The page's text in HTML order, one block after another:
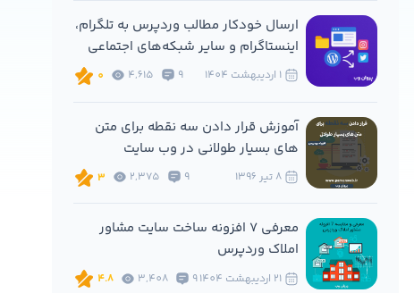
ارسال خودکار مطالب وردپرس به تلگرام،
اینستاگرام و سایر شبکه‌های اجتماعی
9
4,615
0
آموزش قرار دادن سه نقطه برای متن
های بسیار طولانی در وب سایت
9
2,375
3
معرفی 7 افزونه ساخت سایت مشاور
املاک وردپرس
9
3,408
4.8